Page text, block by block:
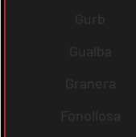
Gurb
Gualba
Granera
Fonollosa